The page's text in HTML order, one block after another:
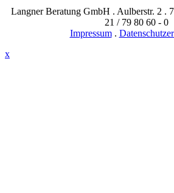
Langner Beratung GmbH . Aulberstr. 2 .
21 / 79 80 60 - 0
Impressum.
x